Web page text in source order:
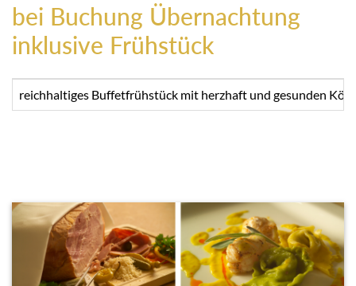
bei Buchung Übernachtung
inklusive Frühstück
reichhaltiges Buffetfrühstück mit herzhaft und gesunden